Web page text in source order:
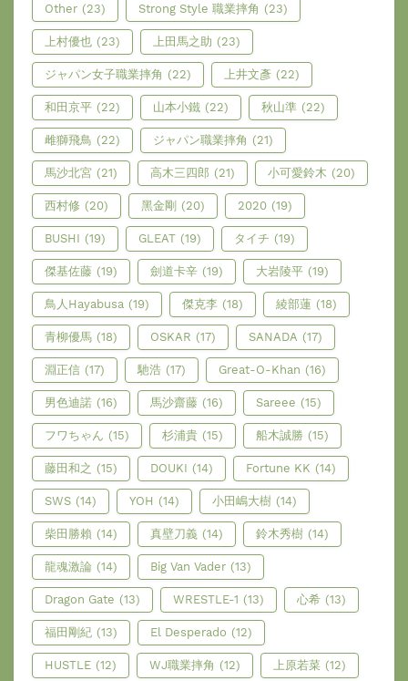
Other (23) Strong Style 職業摔角 (23)
上村優也 (23) 上田馬之助 (23)
ジャパン女子職業摔角 (22) 上井文彥 (22)
和田京平 (22) 山本小鐵 (22) 秋山準 (22)
雌獅飛鳥 (22) ジャパン職業摔角 (21)
馬沙北宮 (21) 高木三四郎 (21) 小可愛鈴木 (20)
西村修 (20) 黑金剛 (20) 2020 (19)
BUSHI (19) GLEAT (19) タイチ (19)
傑基佐藤 (19) 劍道卡辛 (19) 大岩陵平 (19)
鳥人Hayabusa (19) 傑克李 (18) 綾部蓮 (18)
青柳優馬 (18) OSKAR (17) SANADA (17)
淵正信 (17) 馳浩 (17) Great-O-Khan (16)
男色迪諾 (16) 馬沙齋藤 (16) Sareee (15)
フワちゃん (15) 杉浦貴 (15) 船木誠勝 (15)
藤田和之 (15) DOUKI (14) Fortune KK (14)
SWS (14) YOH (14) 小田嶋大樹 (14)
柴田勝賴 (14) 真壁刀義 (14) 鈴木秀樹 (14)
龍魂激論 (14) Big Van Vader (13)
Dragon Gate (13) WRESTLE-1 (13) 心希 (13)
福田剛紀 (13) El Desperado (12)
HUSTLE (12) WJ職業摔角 (12) 上原若菜 (12)